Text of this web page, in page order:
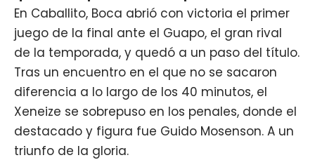
En Caballito, Boca abrió con victoria el primer
juego de la final ante el Guapo, el gran rival
de la temporada, y quedó a un paso del título.
Tras un encuentro en el que no se sacaron
diferencia a lo largo de los 40 minutos, el
Xeneize se sobrepuso en los penales, donde el
destacado y figura fue Guido Mosenson. A un
triunfo de la gloria.